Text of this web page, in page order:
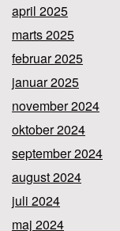
april 2025
marts 2025
februar 2025
januar 2025
november 2024
oktober 2024
september 2024
august 2024
juli 2024
maj 2024